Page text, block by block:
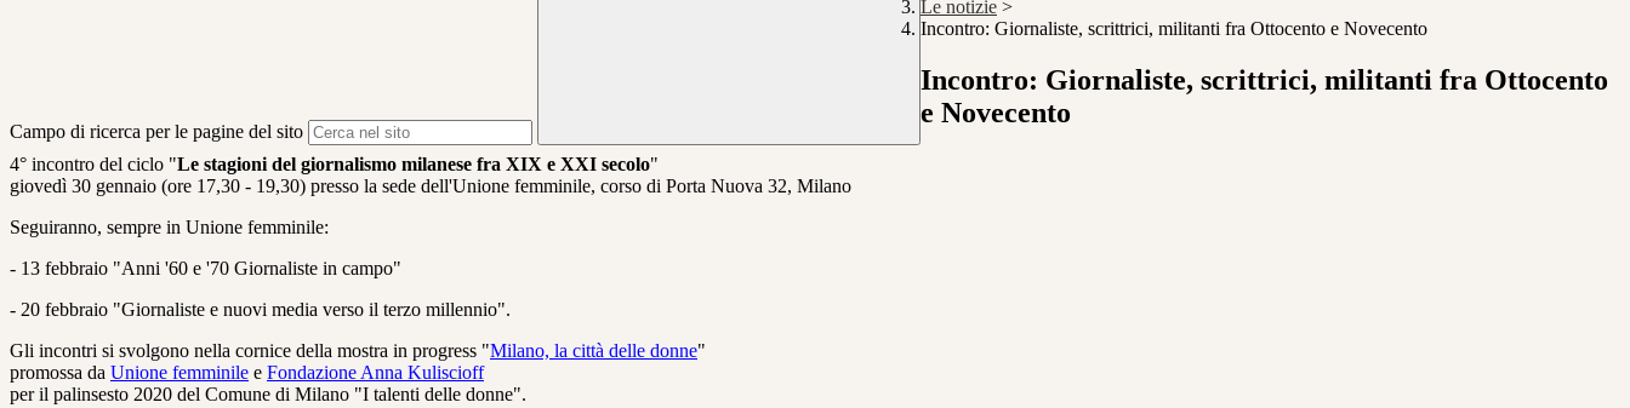
Campo di ricerca per le pagine del sito
Le notizie >
Incontro: Giornaliste, scrittrici, militanti fra Ottocento e Novecento
Incontro: Giornaliste, scrittrici, militanti fra Ottocento
e Novecento
4° incontro del ciclo "Le stagioni del giornalismo milanese fra XIX e XXI secolo"
giovedì 30 gennaio (ore 17,30 - 19,30) presso la sede dell'Unione femminile, corso di Porta Nuova 32, Milano
Seguiranno, sempre in Unione femminile:
- 13 febbraio "Anni '60 e '70 Giornaliste in campo"
- 20 febbraio "Giornaliste e nuovi media verso il terzo millennio".
Gli incontri si svolgono nella cornice della mostra in progress "Milano, la città delle donne"
promossa da Unione femminile e Fondazione Anna Kuliscioff
per il palinsesto 2020 del Comune di Milano "I talenti delle donne".